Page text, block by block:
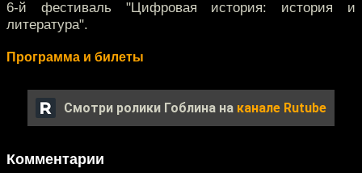
6-й фестиваль "Цифровая история: история и
литература".
Программа и билеты
Смотри ролики Гоблина на канале Rutube
Комментарии